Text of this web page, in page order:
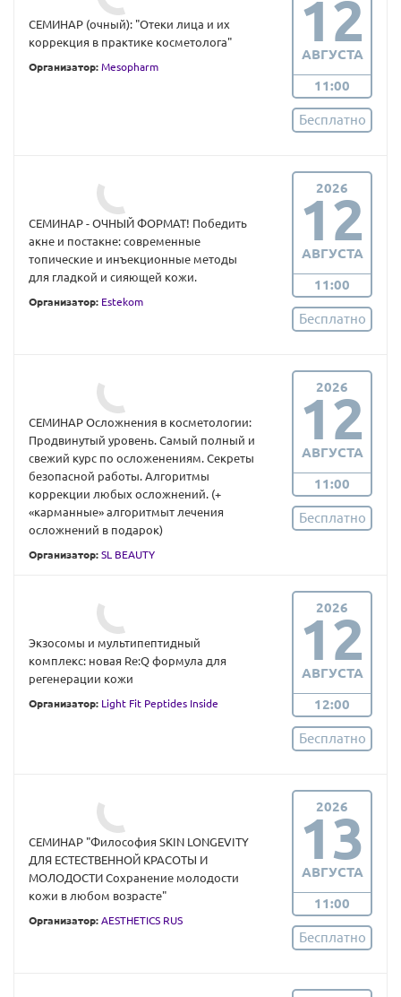
СЕМИНАР (очный): "Отеки лица и их
коррекция в практике косметолога"
Организатор: Mesopharm
12
АВГУСТА
11:00
Бесплатно
СЕМИНАР - ОЧНЫЙ ФОРМАТ! Победить
акне и постакне: современные
топические и инъекционные методы
для гладкой и сияющей кожи.
Организатор: Estekom
2026
12
АВГУСТА
11:00
Бесплатно
СЕМИНАР Осложнения в косметологии:
Продвинутый уровень. Самый полный и
свежий курс по осложенениям. Секреты
безопасной работы. Алгоритмы
коррекции любых осложнений. (+
«карманные» алгоритмыт лечения
осложнений в подарок)
Организатор: SL BEAUTY
2026
12
АВГУСТА
11:00
Бесплатно
Экзосомы и мультипептидный
комплекс: новая Re:Q формула для
регенерации кожи
Организатор: Light Fit Peptides Inside
2026
12
АВГУСТА
12:00
Бесплатно
СЕМИНАР "Философия SKIN LONGEVITY
ДЛЯ ЕСТЕСТВЕННОЙ КРАСОТЫ И
МОЛОДОСТИ Сохранение молодости
кожи в любом возрасте"
Организатор: AESTHETICS RUS
2026
13
АВГУСТА
11:00
Бесплатно